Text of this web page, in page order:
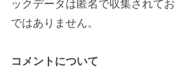
ックデータは匿名で収集されて
ではありません。
コメントについて